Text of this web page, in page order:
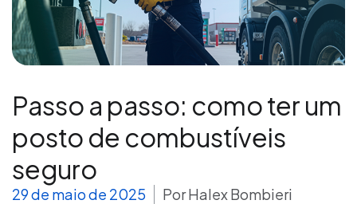
Passo a passo: como ter um
posto de combustíveis
seguro
29 de maio de 2025 PorHalex Bombieri